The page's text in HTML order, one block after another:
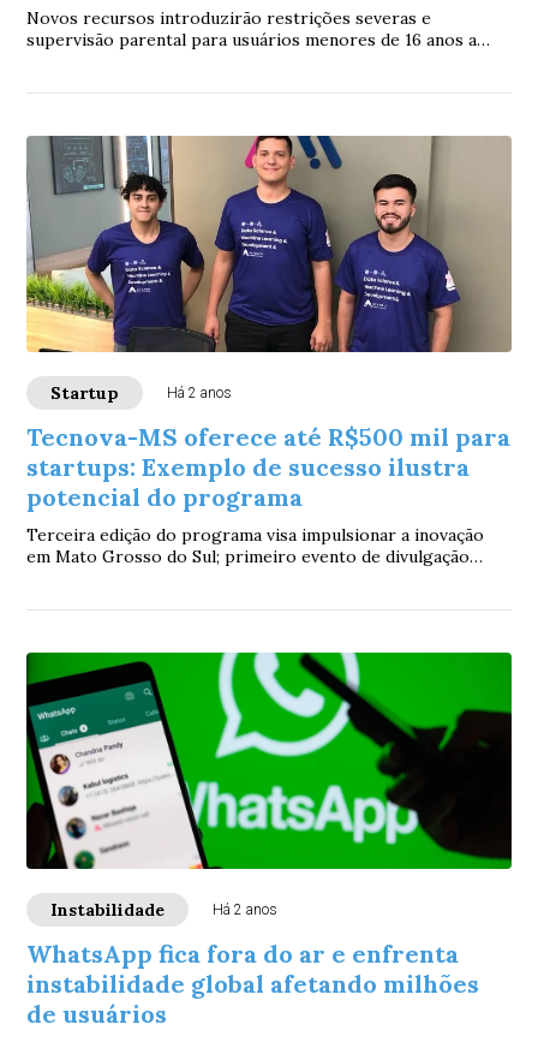
Novos recursos introduzirão restrições severas e
supervisão parental para usuários menores de 16 anos a
Startup Há 2 anos
Tecnova-MS oferece até R$500 mil para
startups: Exemplo de sucesso ilustra
potencial do programa
Terceira edição do programa visa impulsionar a inovação
em Mato Grosso do Sul; primeiro evento de divulgação
Instabilidade Há 2 anos
WhatsApp fica fora do ar e enfrenta
instabilidade global afetando milhões
de usuários